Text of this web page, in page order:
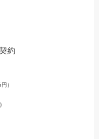
約
）